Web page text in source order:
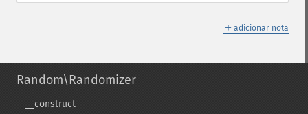
＋ adicionar nota
Random\Randomizer
_​_​construct